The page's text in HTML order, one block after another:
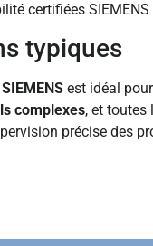
certifiées
typiques
est idéal
complexes, et
précise des